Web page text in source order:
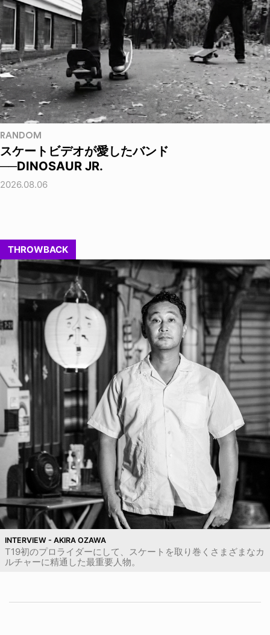
RANDOM
スケートビデオが愛したバンド
──DINOSAUR JR.
2026.08.06
THROWBACK
INTERVIEW - AKIRA OZAWA
T19初のプロライダーにして、スケートを取り巻くさまざまなカ
ルチャーに精通した最重要人物。